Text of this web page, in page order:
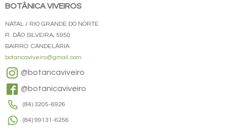
BOTÂNICA VIVEIROS
NATAL / RIO GRANDE DO NORTE
R. DÃO SILVEIRA, 5950
BAIRRO: CANDELÁRIA
botancaviveiro@gmail.com
@botancaviveiro
@botanicaviveiro
(84) 3205-6926
(84) 99131-6256